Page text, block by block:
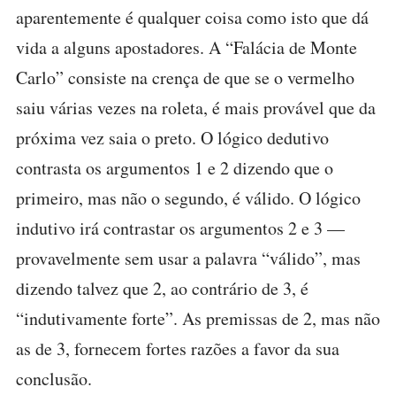
aparentemente é qualquer coisa como isto que dá
vida a alguns apostadores. A “Falácia de Monte
Carlo” consiste na crença de que se o vermelho
saiu várias vezes na roleta, é mais provável que da
próxima vez saia o preto. O lógico dedutivo
contrasta os argumentos 1 e 2 dizendo que o
primeiro, mas não o segundo, é válido. O lógico
indutivo irá contrastar os argumentos 2 e 3 —
provavelmente sem usar a palavra “válido”, mas
dizendo talvez que 2, ao contrário de 3, é
“indutivamente forte”. As premissas de 2, mas não
as de 3, fornecem fortes razões a favor da sua
conclusão.